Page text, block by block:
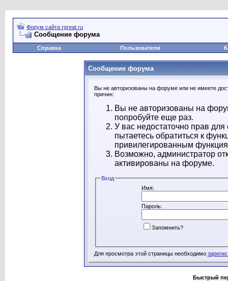
Форум сайта rgreat.ru
Сообщение форума
Справка Пользователи
Сообщение форума
Вы не авторизованы на форуме или не имеете
причин:
Вы не авторизованы на
попробуйте еще раз.
У вас недостаточно прав
пытаетесь обратиться к
привилегированным
Возможно, администратор
активированы на форуме.
Вход
Имя:
Пароль:
Запомнить?
Для просмотра этой страницы необходимо
Быстрый